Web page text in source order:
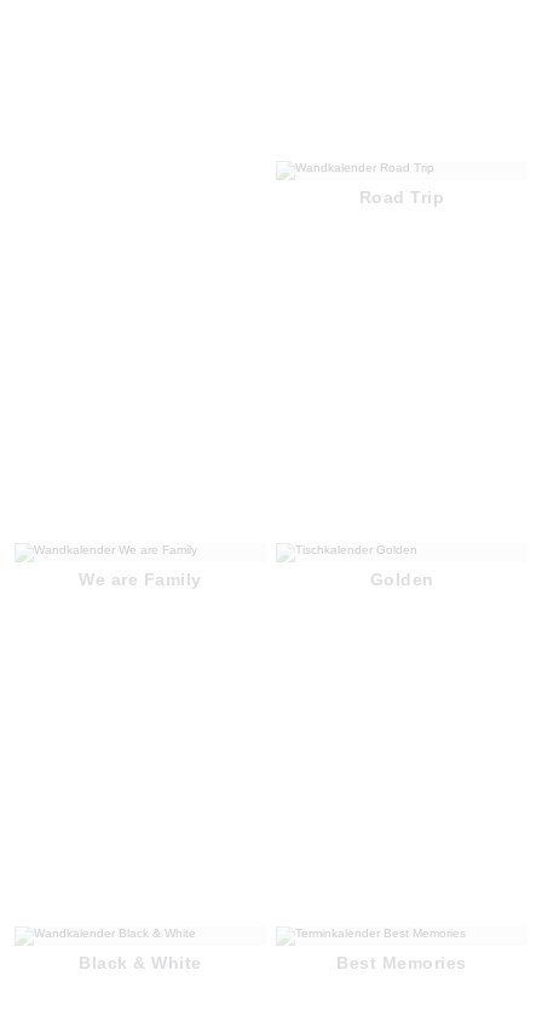
Road Trip
We are Family Golden
Black & White Best Memories